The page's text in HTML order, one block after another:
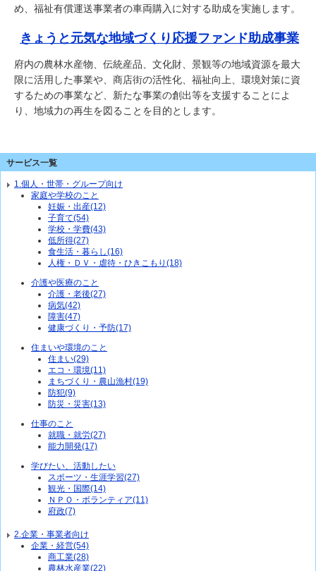
め、福祉有償運送事業者の車両購入に対する助成を実施します。
きょうと元気な地域づくり応援ファンド助成事業
府内の農林水産物、伝統産品、文化財、景観等の地域資源を最大
限に活用した事業や、商店街の活性化、福祉向上、環境対策に資
するための事業など、新たな事業の創出等を支援することによ
り、地域力の再生を図ることを目的とします。
サービス一覧
1.個人・世帯・グループ向け
家庭や学校のこと
妊娠・出産(12)
子育て(54)
学校・学費(43)
低所得(27)
食生活・暮らし(16)
人権・ＤＶ・虐待・ひきこもり(18)
介護や医療のこと
介護・老後(27)
病気(42)
障害(47)
健康づくり・予防(17)
住まいや環境のこと
住まい(29)
エコ・環境(11)
まちづくり・農山漁村(19)
防犯(9)
防災・災害(13)
仕事のこと
就職・就労(27)
能力開発(17)
学びたい、活動したい
スポーツ・生涯学習(27)
観光・国際(14)
ＮＰＯ・ボランティア(11)
府政(7)
2.企業・事業者向け
企業・経営(54)
商工業(28)
農林水産業(22)